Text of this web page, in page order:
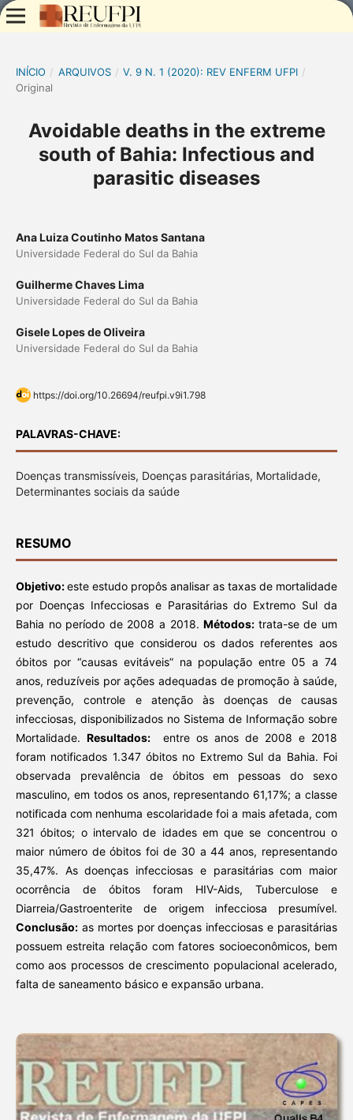
INÍCIO / ARQUIVOS / V. 9 N. 1 (2020): REV ENFERM UFPI /
Original
Avoidable deaths in the extreme
south of Bahia: Infectious and
parasitic diseases
Ana Luiza Coutinho Matos Santana
Universidade Federal do Sul da Bahia
Guilherme Chaves Lima
Universidade Federal do Sul da Bahia
Gisele Lopes de Oliveira
Universidade Federal do Sul da Bahia
https://doi.org/10.26694/reufpi.v9i1.798
PALAVRAS-CHAVE:
Doenças transmissíveis, Doenças parasitárias, Mortalidade,
Determinantes sociais da saúde
RESUMO
Objetivo:este estudo propôs analisar as taxas de mortalidade
por Doenças Infecciosas e Parasitárias do Extremo Sul da
Bahia no período de 2008 a 2018.Métodos: trata-se de um
estudo descritivo que considerou os dados referentes aos
óbitos por “causas evitáveis” na população entre 05 a 74
anos, reduzíveis por ações adequadas de promoção à saúde,
prevenção, controle e atenção às doenças de causas
infecciosas, disponibilizados no Sistema de Informação sobre
Mortalidade. Resultados:entre os anos de 2008 e 2018
foram notificados 1.347 óbitos no Extremo Sul da Bahia. Foi
observada prevalência de óbitos em pessoas do sexo
masculino, em todos os anos, representando 61,17%; a classe
notificada com nenhuma escolaridade foi a mais afetada, com
321 óbitos; o intervalo de idades em que se concentrou o
maior número de óbitos foi de 30 a 44 anos, representando
35,47%. As doenças infecciosas e parasitárias com maior
ocorrência de óbitos foram HIV-Aids, Tuberculose e
Diarreia/Gastroenterite de origem infecciosa presumível.
Conclusão:as mortes por doenças infecciosas e parasitárias
possuem estreita relação com fatores socioeconômicos, bem
como aos processos de crescimento populacional acelerado,
falta de saneamento básico e expansão urbana.